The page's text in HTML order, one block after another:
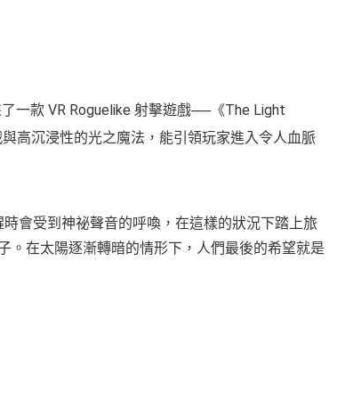
一款 VR Roguelike 射擊遊戲──《The Light
高沉浸性的光之魔法，能引領玩家進入令人血脈
會受到神祕聲音的呼喚，在這樣的狀況下踏上旅
。在太陽逐漸轉暗的情形下，人們最後的希望就是